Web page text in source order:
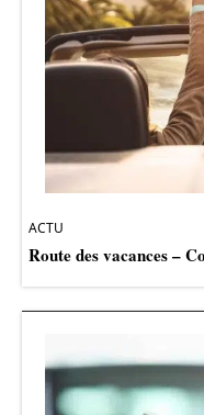
ACTU
Route des vacances –